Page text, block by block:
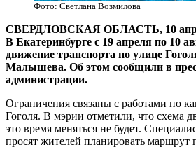
Фото: Светлана Возмилова
СВЕРДЛОВСКАЯ ОБЛАСТЬ, 10
В Екатеринбурге с 19 апреля по 10
движение транспорта по улице
Малышева. Об этом сообщили в
администрации.
Ограничения связаны с работами по
Гоголя. В мэрии отметили, что схема
это время меняться не будет.
просят жителей планировать маршрут